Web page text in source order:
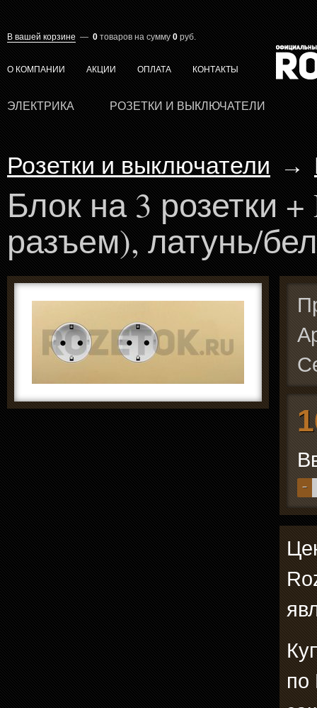
В вашей корзине — 0 товаров на сумму 0 руб.
О КОМПАНИИ АКЦИИ ОПЛАТА КОНТАКТЫ
ЭЛЕКТРИКА РОЗЕТКИ И ВЫКЛЮЧАТЕЛИ
Розетки и выключатели →
Блок на 3 розетки
разъем), латунь/
−
по